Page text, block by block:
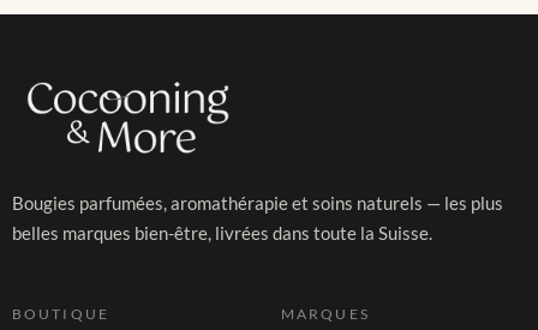
Bougies parfumées, aromathérapie et soins naturels — les plus
belles marques bien-être, livrées dans toute la Suisse.
BOUTIQUE MARQUES